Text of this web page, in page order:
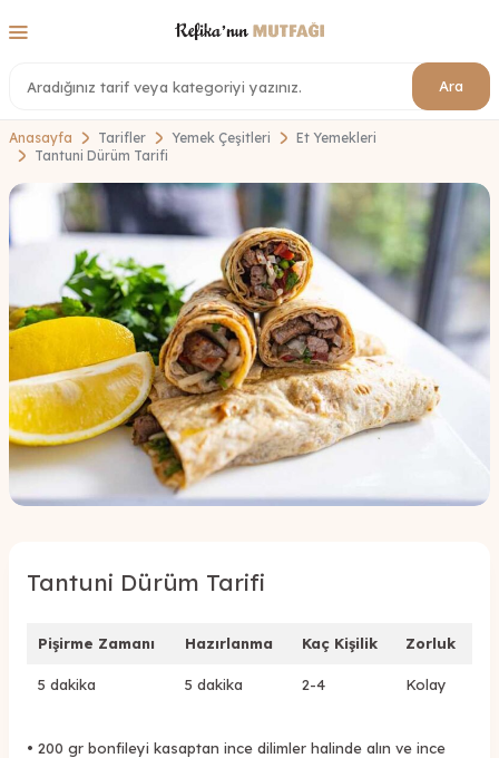
Ara
Anasayfa Tarifler Yemek Çeşitleri
Et Yemekleri
Tantuni Dürüm Tarifi
Tantuni Dürüm Tarifi
Pişirme Zamanı Hazırlanma Kaç Kişilik Zorluk
5 dakika 5 dakika 2-4 Kolay
• 200 gr bonfileyi kasaptan ince dilimler halinde alın ve ince